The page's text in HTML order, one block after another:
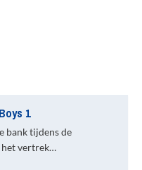
1
bank tijdens de
het vertrek…